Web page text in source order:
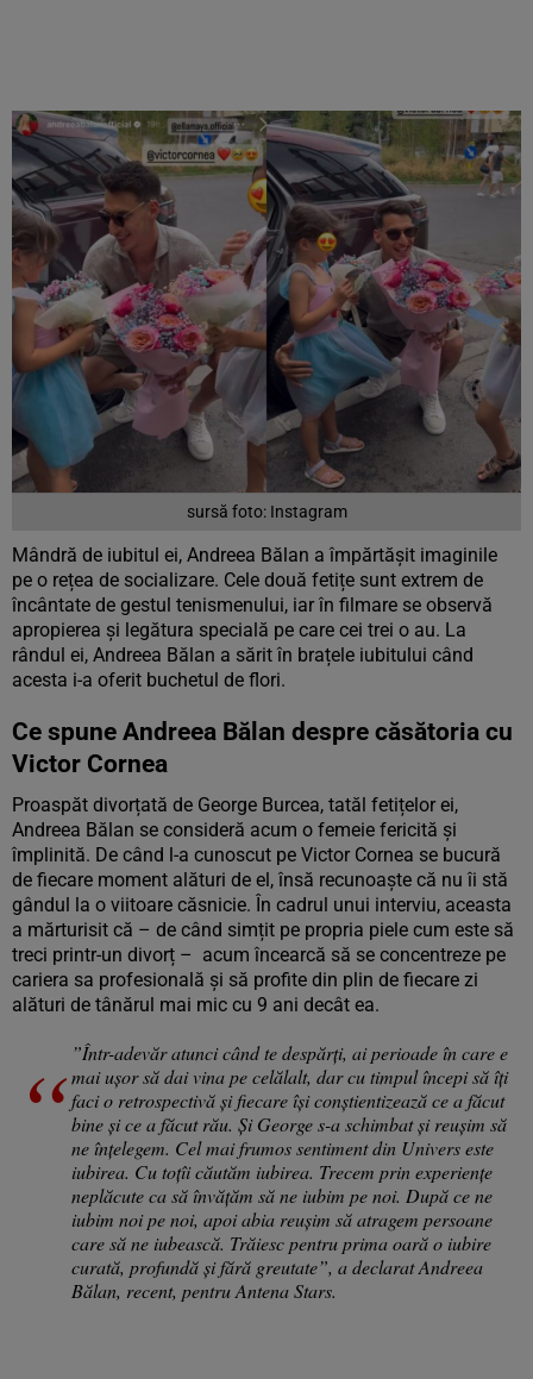
sursă foto: Instagram
Mândră de iubitul ei, Andreea Bălan a împărtășit imaginile
pe o rețea de socializare. Cele două fetițe sunt extrem de
încântate de gestul tenismenului, iar în filmare se observă
apropierea și legătura specială pe care cei trei o au. La
rândul ei, Andreea Bălan a sărit în brațele iubitului când
acesta i-a oferit buchetul de flori.
Ce spune Andreea Bălan despre căsătoria cu
Victor Cornea
Proaspăt divorțată de George Burcea, tatăl fetițelor ei,
Andreea Bălan se consideră acum o femeie fericită și
împlinită. De când l-a cunoscut pe Victor Cornea se bucură
de fiecare moment alături de el, însă recunoaște că nu îi stă
gândul la o viitoare căsnicie. În cadrul unui interviu, aceasta
a mărturisit că – de când simțit pe propria piele cum este să
treci printr-un divorț – acum încearcă să se concentreze pe
cariera sa profesională și să profite din plin de fiecare zi
alături de tânărul mai mic cu 9 ani decât ea.
”Într-adevăr atunci când te despărți, ai perioade în care e
mai ușor să dai vina pe celălalt, dar cu timpul începi să îți
faci o retrospectivă și fiecare își conștientizează ce a făcut
bine și ce a făcut rău. Și George s-a schimbat și reușim să
ne înțelegem. Cel mai frumos sentiment din Univers este
iubirea. Cu toțîi căutăm iubirea. Trecem prin experiențe
neplăcute ca să învățăm să ne iubim pe noi. După ce ne
iubim noi pe noi, apoi abia reușim să atragem persoane
care să ne iubească. Trăiesc pentru prima oară o iubire
curată, profundă și fără greutate”, a declarat Andreea
Bălan, recent, pentru Antena Stars.